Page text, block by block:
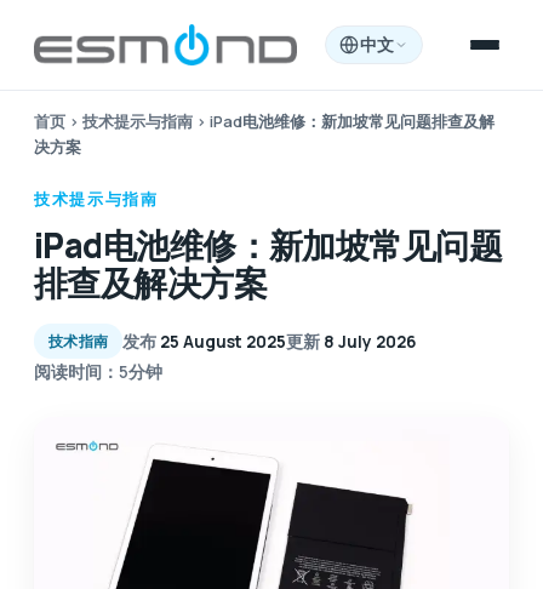
中文
首页 › 技术提示与指南 › iPad电池维修：新加坡常见问题排查及解
决方案
技术提示与指南
iPad电池维修：新加坡常见问题
排查及解决方案
技术指南 发布 25 August 2025更新 8 July 2026
阅读时间：5分钟